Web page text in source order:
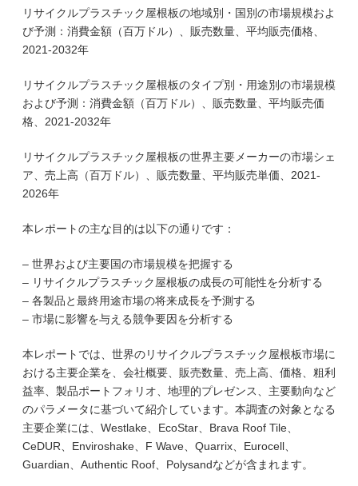
リサイクルプラスチック屋根板の地域別・国別の市場規模およ
び予測：消費金額（百万ドル）、販売数量、平均販売価格、
2021-2032年
リサイクルプラスチック屋根板のタイプ別・用途別の市場規模
および予測：消費金額（百万ドル）、販売数量、平均販売価
格、2021-2032年
リサイクルプラスチック屋根板の世界主要メーカーの市場シェ
ア、売上高（百万ドル）、販売数量、平均販売単価、2021-
2026年
本レポートの主な目的は以下の通りです：
– 世界および主要国の市場規模を把握する
– リサイクルプラスチック屋根板の成長の可能性を分析する
– 各製品と最終用途市場の将来成長を予測する
– 市場に影響を与える競争要因を分析する
本レポートでは、世界のリサイクルプラスチック屋根板市場に
おける主要企業を、会社概要、販売数量、売上高、価格、粗利
益率、製品ポートフォリオ、地理的プレゼンス、主要動向など
のパラメータに基づいて紹介しています。本調査の対象となる
主要企業には、Westlake、EcoStar、Brava Roof Tile、
CeDUR、Enviroshake、F Wave、Quarrix、Eurocell、
Guardian、Authentic Roof、Polysandなどが含まれます。